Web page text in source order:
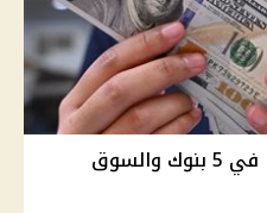
الدولار يتراجع حتى 65 قرشًا في 5 بنوك والسوق